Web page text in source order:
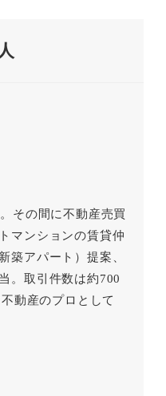
その間に不動産売買
マンションの賃貸仲
築アパート）提案、
。取引件数は約700
動産のプロとして